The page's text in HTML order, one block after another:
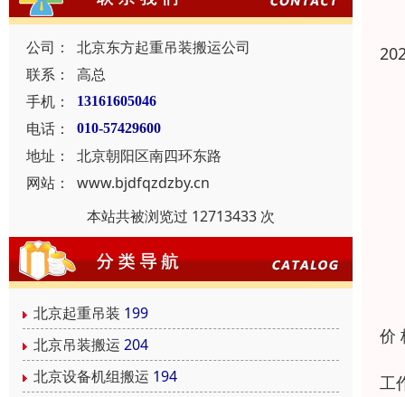
公司：
北京东方起重吊装搬运公司
联系：
高总
手机：
13161605046
电话： 010-57429600
地址：
北京朝阳区南四环东路
网站：
www.bjdfqzdzby.cn
本站共被浏览过 12713433 次
北京起重吊装 199
北京吊装搬运 204
北京设备机组搬运 194
价
工